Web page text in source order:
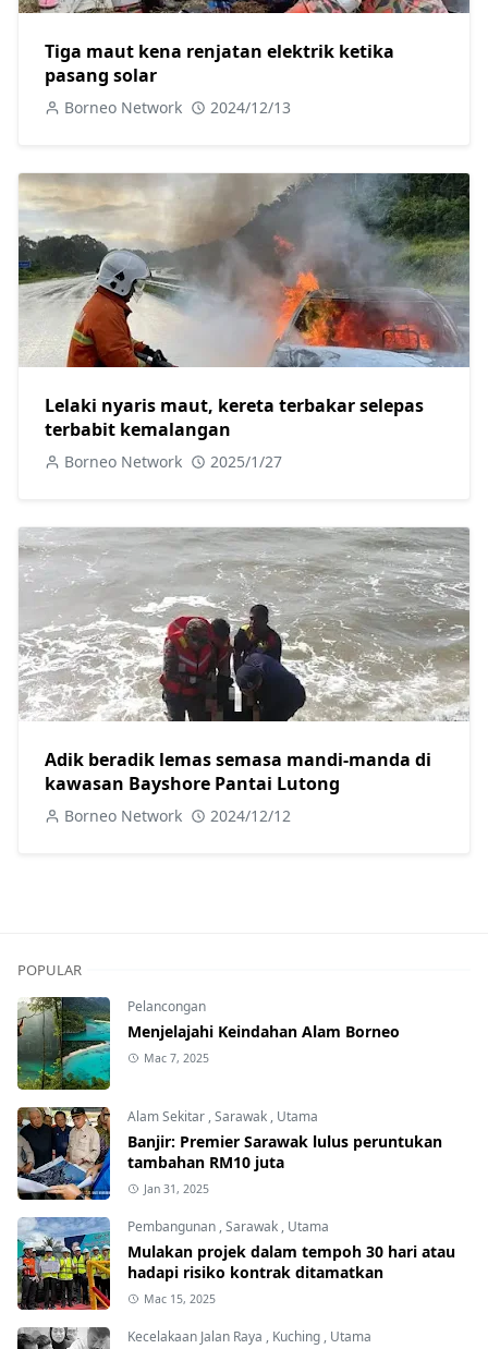
Tiga maut kena renjatan elektrik ketika
pasang solar
Borneo Network 2024/12/13
Lelaki nyaris maut, kereta terbakar selepas
terbabit kemalangan
Borneo Network 2025/1/27
Adik beradik lemas semasa mandi-manda di
kawasan Bayshore Pantai Lutong
Borneo Network 2024/12/12
POPULAR
Pelancongan
Menjelajahi Keindahan Alam Borneo
Mac 7, 2025
Alam Sekitar ,Sarawak , Utama
Banjir: Premier Sarawak lulus peruntukan
tambahan RM10 juta
Jan 31, 2025
Pembangunan ,Sarawak , Utama
Mulakan projek dalam tempoh 30 hari atau
hadapi risiko kontrak ditamatkan
Mac 15, 2025
Kecelakaan Jalan Raya , Kuching , Utama